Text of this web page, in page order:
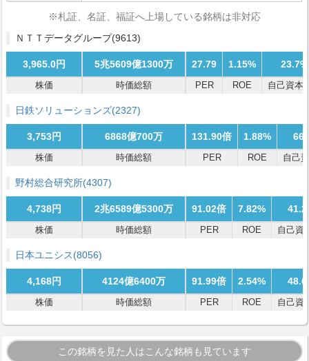
※札証、名証、福証へ上場している銘柄は非対応
ＮＴＴデータグループ(9613)
3,965.0円 5兆5609億1300万 27.79 1.15% 23.7%
株価 時価総額 PER ROE 自己資本
日鉄ソリューションズ(2327)
3,753円 6868億700万 131.90倍 1.88%
株価 時価総額 PER ROE 自己
野村総合研究所(4307)
4,738円 2兆6589億5300万 91.02倍 7.82%
株価 時価総額 PER ROE 自己資
日本ユニシス(8056)
4,168円 4124億6400万 91.99倍 2.54%
株価 時価総額 PER ROE 自己資
この銘柄を見た人はこんな銘柄も見ています